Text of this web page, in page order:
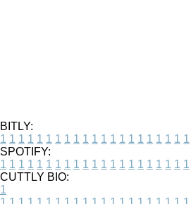
BITLY:
1 1 1 1 1 1 1 1 1 1 1 1 1 1 1 1 1 1 1 1 1
SPOTIFY:
1 1 1 1 1 1 1 1 1 1 1 1 1 1 1 1 1 1 1 1 1
CUTTLY BIO:
1